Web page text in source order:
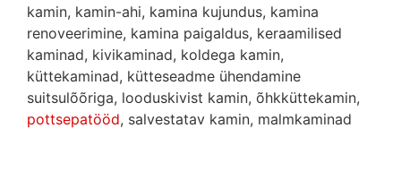
kamin, kamin-ahi, kamina kujundus, kamina
renoveerimine, kamina paigaldus, keraamilised
kaminad, kivikaminad, koldega kamin,
küttekaminad, kütteseadme ühendamine
suitsulõõriga, looduskivist kamin, õhkküttekamin,
pottsepatööd, salvestatav kamin, malmkaminad